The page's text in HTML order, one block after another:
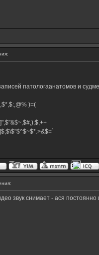
патологаанатомов и
)=(
звук снимает - ася